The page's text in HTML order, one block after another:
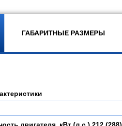
ГАБАРИТНЫЕ РАЗМЕРЫ